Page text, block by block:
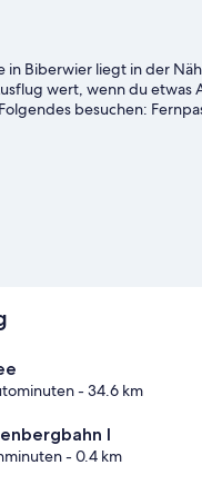
in Biberwier liegt in der
wert, wenn du
besuchen:
für einen Abstecher.
- 34.6 km
I
- 0.4 km